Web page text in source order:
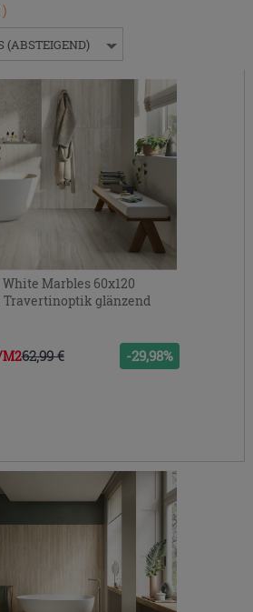
(ABSTEIGEND)
Marbles 60x120
glänzend
62,99 € -29,98%